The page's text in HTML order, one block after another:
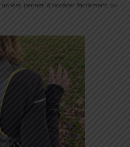
permet d’accéder facilement au